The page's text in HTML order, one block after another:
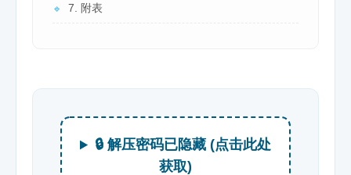
🔹 7. 附表
🔒 解压密码已隐藏 (点击此处
获取)